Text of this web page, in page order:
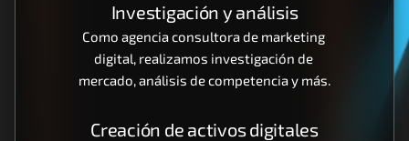
Investigación y análisis
Como agencia consultora de marketing
digital, realizamos investigación de
mercado, análisis de competencia y más.
Creación de activos digitales